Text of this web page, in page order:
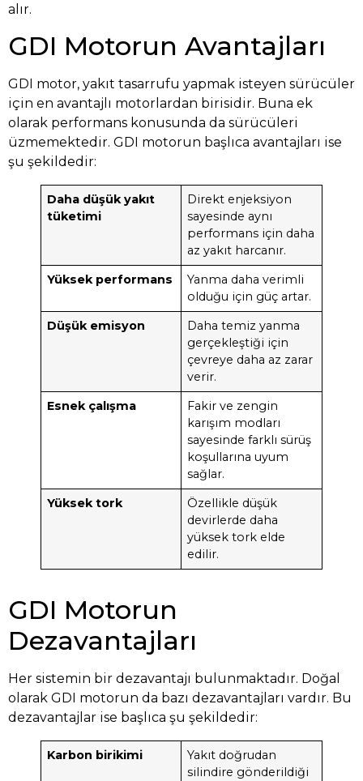
alır.
GDI Motorun Avantajları
GDI motor, yakıt tasarrufu yapmak isteyen sürücüler
için en avantajlı motorlardan birisidir. Buna ek
olarak performans konusunda da sürücüleri
üzmemektedir. GDI motorun başlıca avantajları ise
şu şekildedir:
Daha düşük yakıt
tüketimi
Direkt enjeksiyon
sayesinde aynı
performans için daha
az yakıt harcanır.
Yüksek performans
Yanma daha verimli
olduğu için güç artar.
Düşük emisyon
Daha temiz yanma
gerçekleştiği için
çevreye daha az zarar
verir.
Esnek çalışma
Fakir ve zengin
karışım modları
sayesinde farklı sürüş
koşullarına uyum
sağlar.
Yüksek tork
Özellikle düşük
devirlerde daha
yüksek tork elde
edilir.
GDI Motorun
Dezavantajları
Her sistemin bir dezavantajı bulunmaktadır. Doğal
olarak GDI motorun da bazı dezavantajları vardır. Bu
dezavantajlar ise başlıca şu şekildedir:
Karbon birikimi
Yakıt doğrudan
silindire gönderildiği